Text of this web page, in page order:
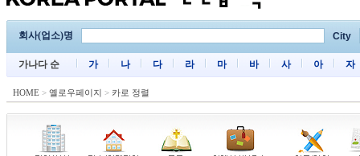
회사(업소)명 City
가나다 순 가 나 다 라 마 바 사 아 자
HOME > 옐로우페이지 > 카로 정렬